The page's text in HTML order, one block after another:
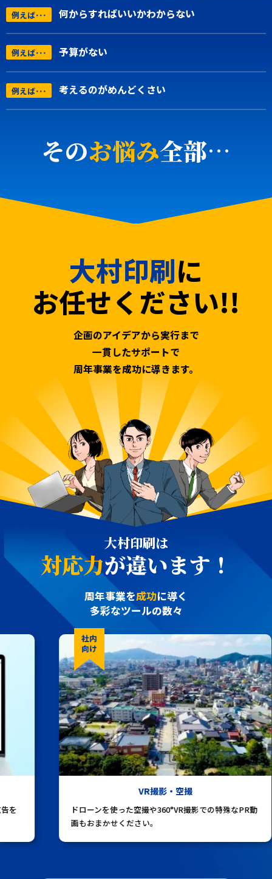
例えば･･･ 何からすればいいかわからない
例えば･･･ 予算がない
例えば･･･ 考えるのがめんどくさい
そのお悩み全部…
大村印刷に
お任せください!!
企画のアイデアから実行まで
一貫したサポートで
周年事業を成功に導きます。
大村印刷は
対応力が違います！
周年事業を成功に導く
多彩なツールの数々
社内
VR撮影・空撮
ドローンを使った空撮や360°VR撮影での特殊なPR動
画もおまかせください。